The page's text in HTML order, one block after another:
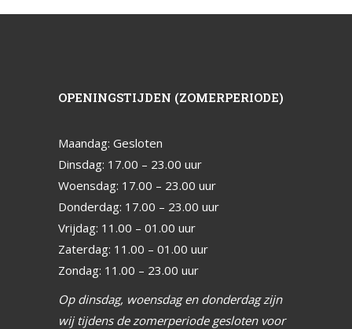
OPENINGSTIJDEN (ZOMERPERIODE)
Maandag: Gesloten
Dinsdag: 17.00 – 23.00 uur
Woensdag: 17.00 – 23.00 uur
Donderdag: 17.00 – 23.00 uur
Vrijdag: 11.00 – 01.00 uur
Zaterdag: 11.00 – 01.00 uur
Zondag: 11.00 – 23.00 uur
Op dinsdag, woensdag en donderdag zijn
wij tijdens de zomerperiode gesloten voor